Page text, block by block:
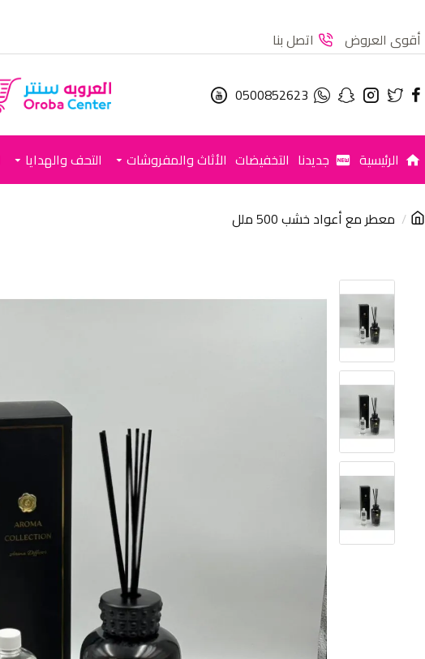
أقوى العروض اتصل بنا
0500852623
الرئيسية جديدنا التخفيضات الأثاث والمفروشات التحف والهدايا
معطر مع أعواد خشب 500 ملل